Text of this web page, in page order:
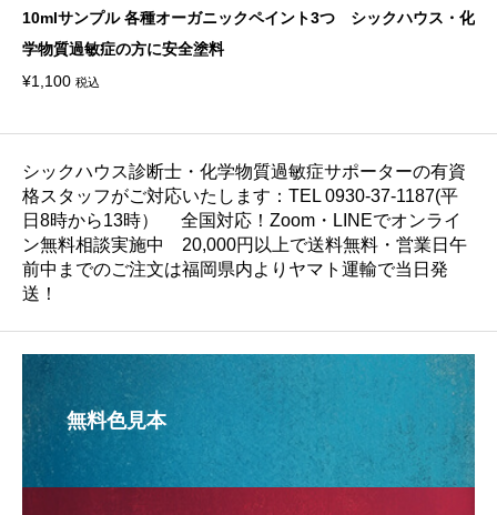
10mlサンプル 各種オーガニックペイント3つ シックハウス・化
学物質過敏症の方に安全塗料
¥1,100 税込
シックハウス診断士・化学物質過敏症サポーターの有資
格スタッフがご対応いたします：TEL 0930-37-1187(平
日8時から13時） 全国対応！Zoom・LINEでオンライ
ン無料相談実施中 20,000円以上で送料無料・営業日午
前中までのご注文は福岡県内よりヤマト運輸で当日発
送！
無料色見本